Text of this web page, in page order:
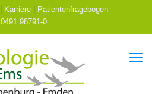
Karriere
Patientenfragebogen
0491 98791-0